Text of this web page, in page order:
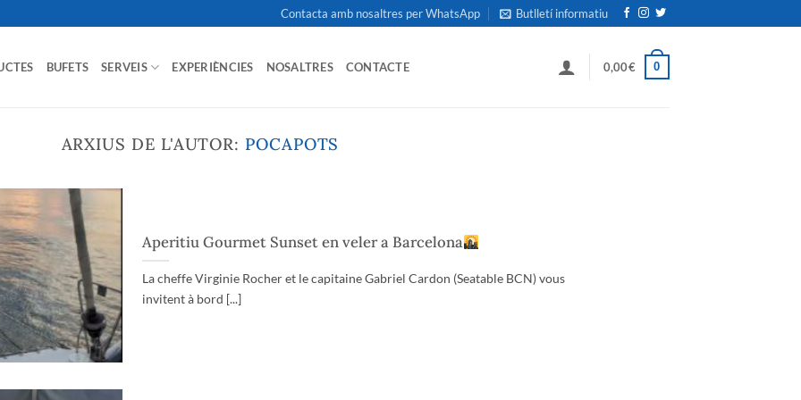
Contacta amb nosaltres per WhatsApp Butlletí informatiu
BUFETS SERVEIS EXPERIÈNCIES NOSALTRES CONTACTE 0,00€ 0
ARXIUS DE L'AUTOR: POCAPOTS
Aperitiu Gourmet Sunset en veler a Barcelona
La cheffe Virginie Rocher et le capitaine Gabriel Cardon (Seatable BCN) vous
invitent à bord [...]